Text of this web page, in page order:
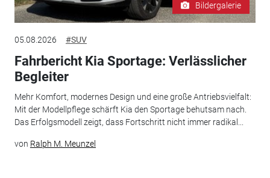
Bildergalerie
05.08.2026 #SUV
Fahrbericht Kia Sportage: Verlässlicher
Begleiter
Mehr Komfort, modernes Design und eine große Antriebsvielfalt:
Mit der Modellpflege schärft Kia den Sportage behutsam nach.
Das Erfolgsmodell zeigt, dass Fortschritt nicht immer radikal...
von Ralph M. Meunzel